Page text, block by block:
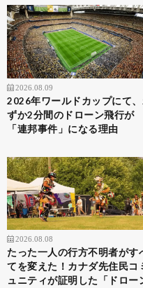
2026.08.09
2026年ワールドカップにて
ずか2分間のドローン飛行が
「連邦事件」になる理由
2026.08.08
たった一人の行方不明者がす
てを変えた！カナダ先住民コ
ュニティが証明した「ドロー